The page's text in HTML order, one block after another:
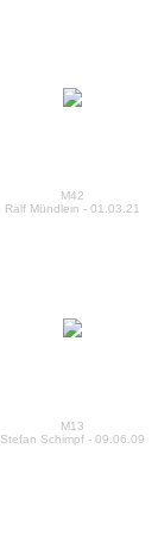
M42
Ralf Mündlein - 01.03.21
M13
Stefan Schimpf - 09.06.09